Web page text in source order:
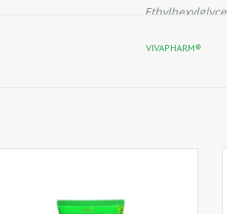
VIVAPHARM®
voetverzorging. Het hydrateert, kalmeert